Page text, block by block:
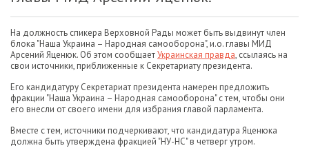
На должность спикера Верховной Рады может быть выдвинут член
блока "Наша Украина – Народная самооборона", и.о. главы МИД
Арсений Яценюк. Об этом сообщаетУкраинская правда, ссылаясь на
свои источники, приближенные к Секретариату президента.
Его кандидатуру Секретариат президента намерен предложить
фракции "Наша Украина – Народная самооборона" с тем, чтобы они
его внесли от своего имени для избрания главой парламента.
Вместе с тем, источники подчеркивают, что кандидатура Яценюка
должна быть утверждена фракцией "НУ-НС" в четверг утром.